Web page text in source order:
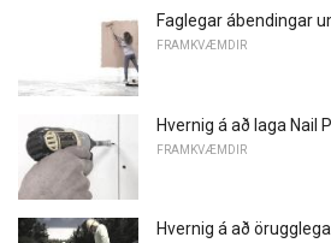
Faglegar ábendingar
FRAMKVÆMDIR
Hvernig á að laga Nail
FRAMKVÆMDIR
Hvernig á að